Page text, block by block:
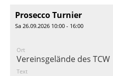
Prosecco Turnier
Sa 26.09.2026 10:00 - 16:00
Ort
Vereinsgelände des TCW
Text